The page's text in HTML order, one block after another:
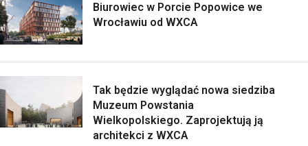
Biurowiec w Porcie Popowice we
Wrocławiu od WXCA
Tak będzie wyglądać nowa siedziba
Muzeum Powstania
Wielkopolskiego. Zaprojektują ją
architekci z WXCA